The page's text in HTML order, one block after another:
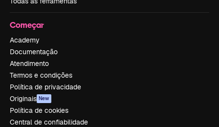
Começar
Academy
Documentação
Atendimento
Termos e condições
Política de privacidade
Originais New
Política de cookies
Central de confiabilidade